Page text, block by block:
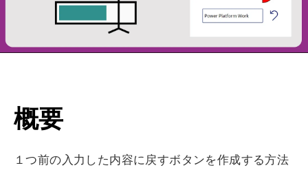
概要
１つ前の入力した内容に戻すボタンを作成する方法